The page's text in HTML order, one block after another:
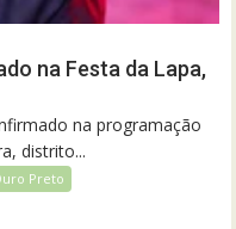
na Festa da Lapa,
na programação
distrito...
Preto